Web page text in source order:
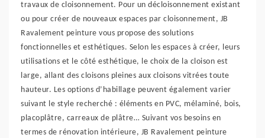
travaux de cloisonnement. Pour un décloisonnement existant
ou pour créer de nouveaux espaces par cloisonnement, JB
Ravalement peinture vous propose des solutions
fonctionnelles et esthétiques. Selon les espaces à créer, leurs
utilisations et le côté esthétique, le choix de la cloison est
large, allant des cloisons pleines aux cloisons vitrées toute
hauteur. Les options d’habillage peuvent également varier
suivant le style recherché : éléments en PVC, mélaminé, bois,
placoplâtre, carreaux de plâtre… Suivant vos besoins en
termes de rénovation intérieure, JB Ravalement peinture